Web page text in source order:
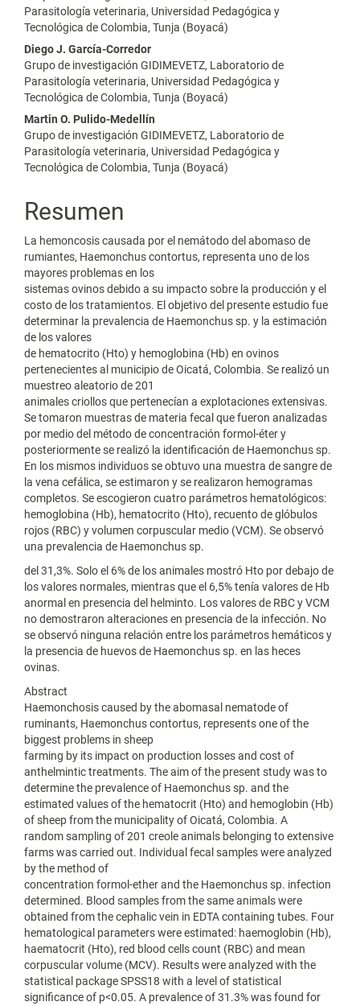
Parasitología veterinaria, Universidad Pedagógica y
Tecnológica de Colombia, Tunja (Boyacá)
Diego J. García-Corredor
Grupo de investigación GIDIMEVETZ, Laboratorio de
Parasitología veterinaria, Universidad Pedagógica y
Tecnológica de Colombia, Tunja (Boyacá)
Martin O. Pulido-Medellín
Grupo de investigación GIDIMEVETZ, Laboratorio de
Parasitología veterinaria, Universidad Pedagógica y
Tecnológica de Colombia, Tunja (Boyacá)
Resumen
La hemoncosis causada por el nemátodo del abomaso de
rumiantes, Haemonchus contortus, representa uno de los
mayores problemas en los
sistemas ovinos debido a su impacto sobre la producción y el
costo de los tratamientos. El objetivo del presente estudio fue
determinar la prevalencia de Haemonchus sp. y la estimación
de los valores
de hematocrito (Hto) y hemoglobina (Hb) en ovinos
pertenecientes al municipio de Oicatá, Colombia. Se realizó un
muestreo aleatorio de 201
animales criollos que pertenecían a explotaciones extensivas.
Se tomaron muestras de materia fecal que fueron analizadas
por medio del método de concentración formol-éter y
posteriormente se realizó la identificación de Haemonchus sp.
En los mismos individuos se obtuvo una muestra de sangre de
la vena cefálica, se estimaron y se realizaron hemogramas
completos. Se escogieron cuatro parámetros hematológicos:
hemoglobina (Hb), hematocrito (Hto), recuento de glóbulos
rojos (RBC) y volumen corpuscular medio (VCM). Se observó
una prevalencia de Haemonchus sp.
del 31,3%. Solo el 6% de los animales mostró Hto por debajo de
los valores normales, mientras que el 6,5% tenía valores de Hb
anormal en presencia del helminto. Los valores de RBC y VCM
no demostraron alteraciones en presencia de la infección. No
se observó ninguna relación entre los parámetros hemáticos y
la presencia de huevos de Haemonchus sp. en las heces
ovinas.
Abstract
Haemonchosis caused by the abomasal nematode of
ruminants, Haemonchus contortus, represents one of the
biggest problems in sheep
farming by its impact on production losses and cost of
anthelmintic treatments. The aim of the present study was to
determine the prevalence of Haemonchus sp. and the
estimated values of the hematocrit (Hto) and hemoglobin (Hb)
of sheep from the municipality of Oicatá, Colombia. A
random sampling of 201 creole animals belonging to extensive
farms was carried out. Individual fecal samples were analyzed
by the method of
concentration formol-ether and the Haemonchus sp. infection
determined. Blood samples from the same animals were
obtained from the cephalic vein in EDTA containing tubes. Four
hematological parameters were estimated: haemoglobin (Hb),
haematocrit (Hto), red blood cells count (RBC) and mean
corpuscular volume (MCV). Results were analyzed with the
statistical package SPSS18 with a level of statistical
significance of p<0.05. A prevalence of 31.3% was found for